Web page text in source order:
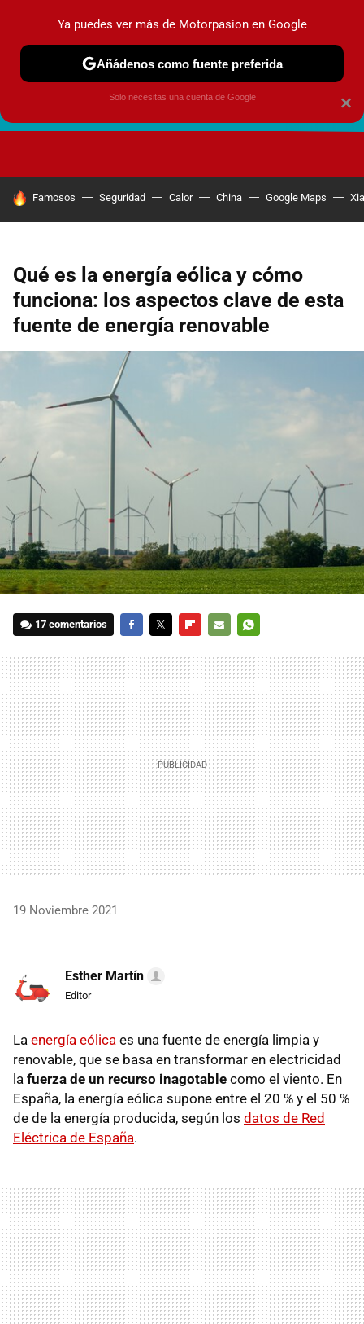
HOY SE HABLA DE
Famosos Seguridad Calor China Google Maps
Qué es la energía eólica y cómo
funciona: los aspectos clave de esta
fuente de energía renovable
17 comentarios
MAIL
19 Noviembre 2021
Esther Martín
Editor
La energía eólica es una fuente de energía limpia y
renovable, que se basa en transformar en electricidad
la fuerza de un recurso inagotable como el viento. En
España, la energía eólica supone entre el 20 % y el 50 %
de de la energía producida, según los datos de Red
Eléctrica de España.
×
Ya puedes ver más de Motorpasion en Google
Añádenos como fuente preferida
Solo necesitas una cuenta de Google